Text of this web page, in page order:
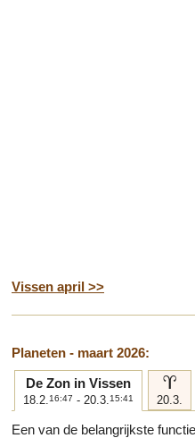
Vissen april >>
Planeten - maart 2026:
De Zon in Vissen
18.2.16:47 - 20.3.15:41
a
20.3.
Een van de belangrijkste